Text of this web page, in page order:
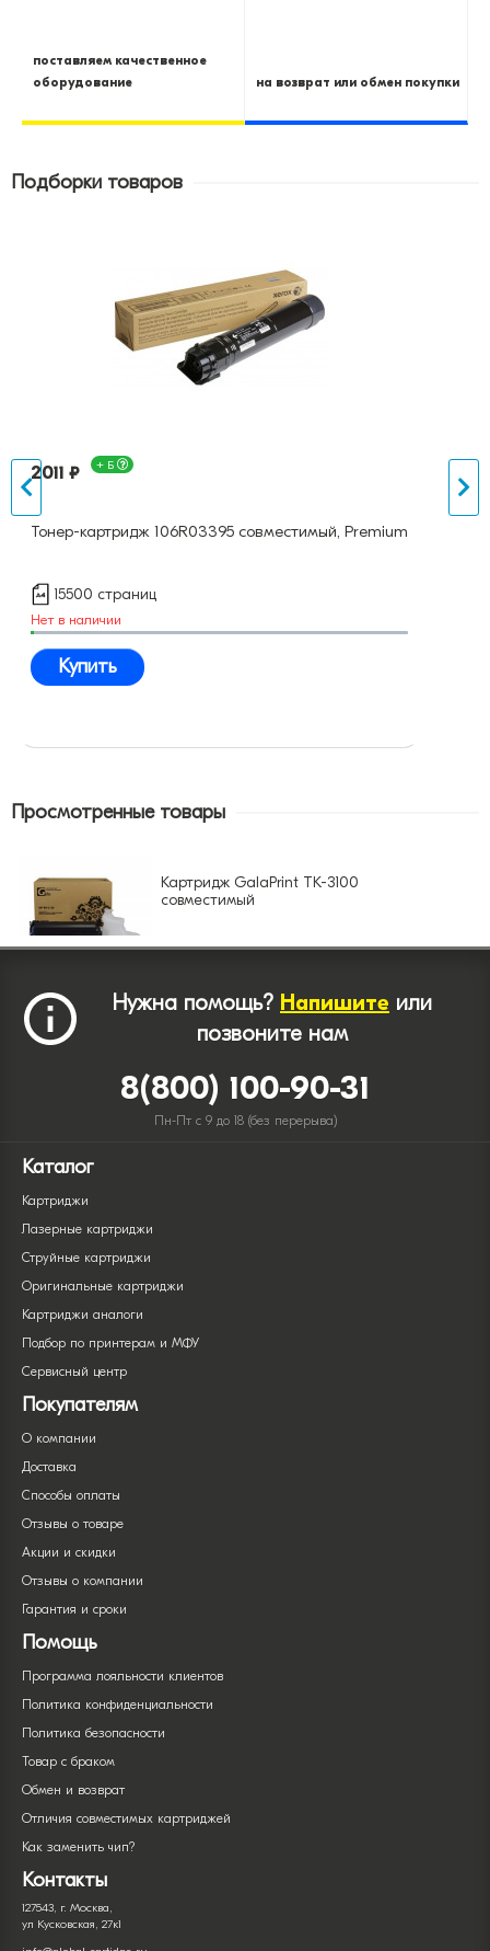
поставляем качественное
оборудование
на возврат или обмен покупки
Подборки товаров
2011 ₽ + Б
Тонер-картридж 106R03395 совместимый, Premium
15500 страниц
Нет в наличии
Купить
Просмотренные товары
Картридж GalaPrint TK-3100
совместимый
Нужна помощь? Напишите или
позвоните нам
8(800) 100-90-31
Пн-Пт с 9 до 18 (без перерыва)
Каталог
Картриджи
Лазерные картриджи
Струйные картриджи
Оригинальные картриджи
Картриджи аналоги
Подбор по принтерам и МФУ
Сервисный центр
Покупателям
О компании
Доставка
Способы оплаты
Отзывы о товаре
Акции и скидки
Отзывы о компании
Гарантия и сроки
Помощь
Программа лояльности клиентов
Политика конфиденциальности
Политика безопасности
Товар с браком
Обмен и возврат
Отличия совместимых картриджей
Как заменить чип?
Контакты
127543, г. Москва,
ул Кусковская, 27к1